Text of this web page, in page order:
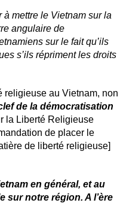
mettre le Vietnam sur la
angulaire de
sur le fait qu’ils
s’ils répriment les droits
religieuse au Vietnam, non
de la démocratisation
la Liberté Religieuse
de placer le
de liberté religieuse]
en général, et au
notre région. A l’ère